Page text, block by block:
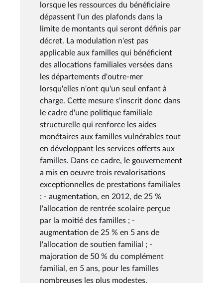
lorsque les ressources du bénéficiaire
dépassent l'un des plafonds dans la
limite de montants qui seront définis par
décret. La modulation n'est pas
applicable aux familles qui bénéficient
des allocations familiales versées dans
les départements d'outre-mer
lorsqu'elles n'ont qu'un seul enfant à
charge. Cette mesure s'inscrit donc dans
le cadre d'une politique familiale
structurelle qui renforce les aides
monétaires aux familles vulnérables tout
en développant les services offerts aux
familles. Dans ce cadre, le gouvernement
a mis en oeuvre trois revalorisations
exceptionnelles de prestations familiales
: - augmentation, en 2012, de 25 %
l'allocation de rentrée scolaire perçue
par la moitié des familles ; -
augmentation de 25 % en 5 ans de
l'allocation de soutien familial ; -
majoration de 50 % du complément
familial, en 5 ans, pour les familles
nombreuses les plus modestes.